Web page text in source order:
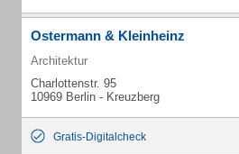
Ostermann & Kleinheinz
Architektur
Charlottenstr. 95
10969 Berlin - Kreuzberg
Gratis-Digitalcheck